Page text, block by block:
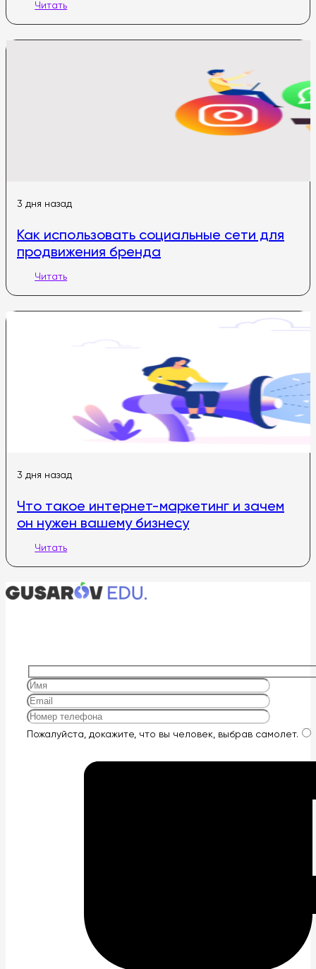
Читать
3 дня назад
Как использовать социальные сети для
продвижения бренда
Читать
3 дня назад
Что такое интернет-маркетинг и зачем
он нужен вашему бизнесу
Читать
Оставьте
Пожалуйста, докажите, что вы человек, выбрав самолет.